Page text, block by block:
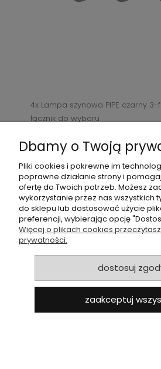
4x Lampa szynowa PIPE czarny
łącznik do wyboru
Dbamy o Twoją
Pliki cookies i pokrewne im
poprawne działanie strony i
ofertę do Twoich potrzeb. Możesz
wykorzystanie przez nas wszystkich
do sklepu lub dostosować użycie
preferencji, wybierając opcję
Więcej o plikach cookies
prywatności.
dostosuj
zaakceptuj